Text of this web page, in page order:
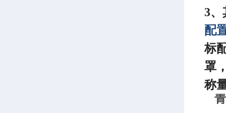
3
配
标
罩
称